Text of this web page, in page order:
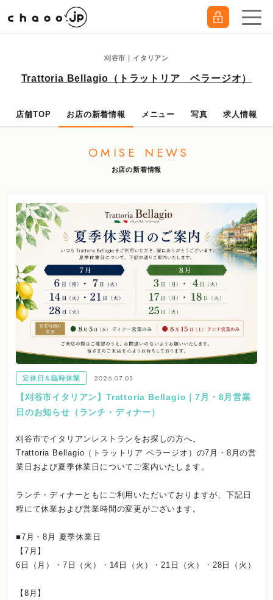
刈谷市｜イタリアン
Trattoria Bellagio（トラットリア ベラージオ）
店舗TOP お店の新着情報 メニュー 写真 求人情報
OMISE NEWS
お店の新着情報
定休日＆臨時休業
2026.07.03
【刈谷市イタリアン】Trattoria Bellagio｜7月・8月営業
日のお知らせ（ランチ・ディナー）
刈谷市でイタリアンレストランをお探しの方へ。
Trattoria Bellagio（トラットリア ベラージオ）の7月・8月の営
業日および夏季休業日についてご案内いたします。
ランチ・ディナーともにご利用いただいておりますが、下記日
程にて休業および営業時間の変更がございます。
■7月・8月 夏季休業日
【7月】
6日（月）・7日（火）・14日（火）・21日（火）・28日（火）
【8月】